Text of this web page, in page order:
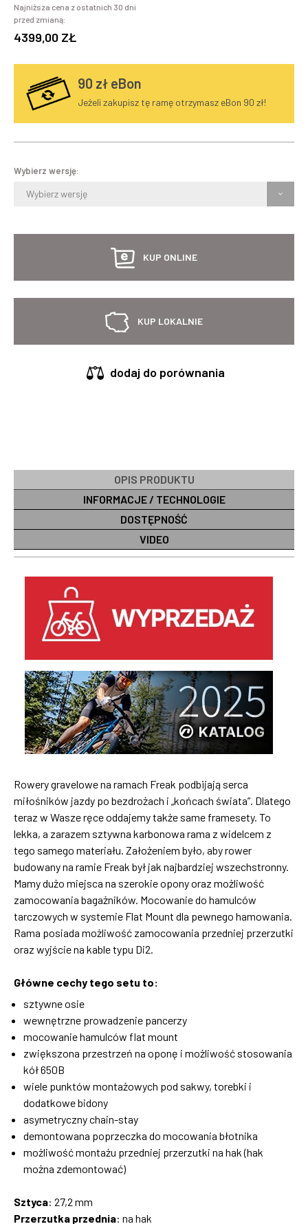
Najniższa cena z ostatnich 30 dni
przed zmianą:
4399,00 ZŁ
90 zł eBon
Jeżeli zakupisz tę ramę otrzymasz eBon 90 zł!
Wybierz wersję:
Wybierz wersję
KUP ONLINE
KUP LOKALNIE
dodaj do porównania
OPIS PRODUKTU
INFORMACJE / TECHNOLOGIE
DOSTĘPNOŚĆ
VIDEO
Rowery gravelowe na ramach Freak podbijają serca
miłośników jazdy po bezdrożach i „końcach świata”. Dlatego
teraz w Wasze ręce oddajemy także same framesety. To
lekka, a zarazem sztywna karbonowa rama z widelcem z
tego samego materiału. Założeniem było, aby rower
budowany na ramie Freak był jak najbardziej wszechstronny.
Mamy dużo miejsca na szerokie opony oraz możliwość
zamocowania bagażników. Mocowanie do hamulców
tarczowych w systemie Flat Mount dla pewnego hamowania.
Rama posiada możliwość zamocowania przedniej przerzutki
oraz wyjście na kable typu Di2.
Główne cechy tego setu to:
sztywne osie
wewnętrzne prowadzenie pancerzy
mocowanie hamulców flat mount
zwiększona przestrzeń na oponę i możliwość stosowania
kół 650B
wiele punktów montażowych pod sakwy, torebki i
dodatkowe bidony
asymetryczny chain-stay
demontowana poprzeczka do mocowania błotnika
możliwość montażu przedniej przerzutki na hak (hak
można zdemontować)
Sztyca: 27,2 mm
Przerzutka przednia: na hak